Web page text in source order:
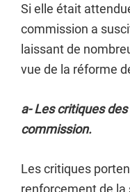
Si elle était
commission a
laissant de
vue de la réforme
a- Les critiques
commission.
Les critiques
renforcement de la